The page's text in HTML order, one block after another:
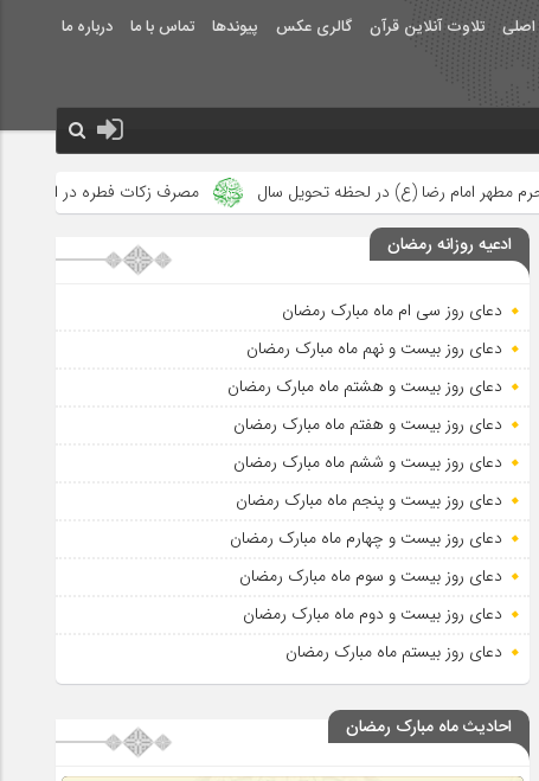
تلاوت آنلاین قرآن گالری عکس پیوندها تماس با ما درباره ما
لحظه تحویل سال مصرف زکات فطره در امور فرهنگی جلوه‌های
ادعیه روزانه رمضان
دعای روز سی ام ماه مبارک رمضان
دعای روز بیست و نهم ماه مبارک رمضان
دعای روز بیست و هشتم ماه مبارک رمضان
دعای روز بیست و هفتم ماه مبارک رمضان
دعای روز بیست و ششم ماه مبارک رمضان
دعای روز بیست و پنجم ماه مبارک رمضان
دعای روز بیست و چهارم ماه مبارک رمضان
دعای روز بیست و سوم ماه مبارک رمضان
دعای روز بیست و دوم ماه مبارک رمضان
دعای روز بیستم ماه مبارک رمضان
احادیث ماه مبارک رمضان